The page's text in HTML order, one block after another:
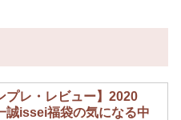
プレ・レビュー】2020
issei福袋の気になる中